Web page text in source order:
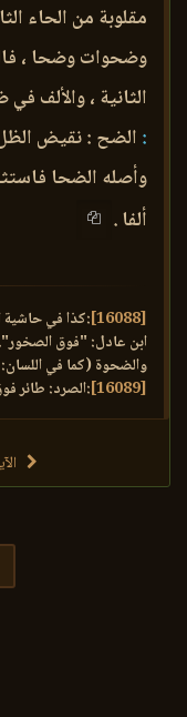
مقلوبة من الحاء
وضحوات وضحا ،
الثانية ، والألف
: الضح : نقيض
وأصله الضحا
ألفا .
[16088]
:كذا في حاشية
ابن عادل: "فوق
والضحوة (كما في
[16089]
:الصرد: طائر